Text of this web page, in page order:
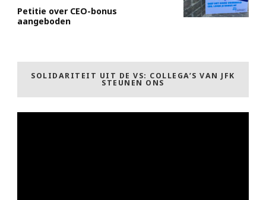
Petitie over CEO-bonus
aangeboden
SOLIDARITEIT UIT DE VS: COLLEGA’S VAN JFK
STEUNEN ONS